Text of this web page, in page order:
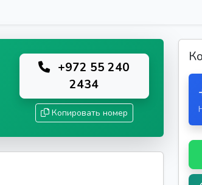
+972 55 240
2434
Копировать номер